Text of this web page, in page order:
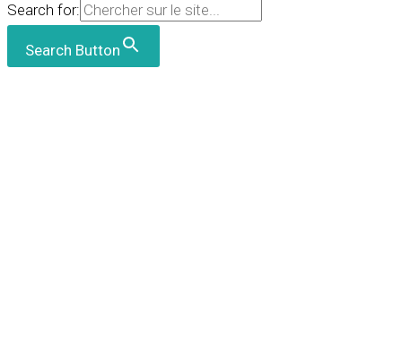
Search for:
Search Button